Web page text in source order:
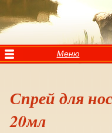
Меню
Спрей для
20мл